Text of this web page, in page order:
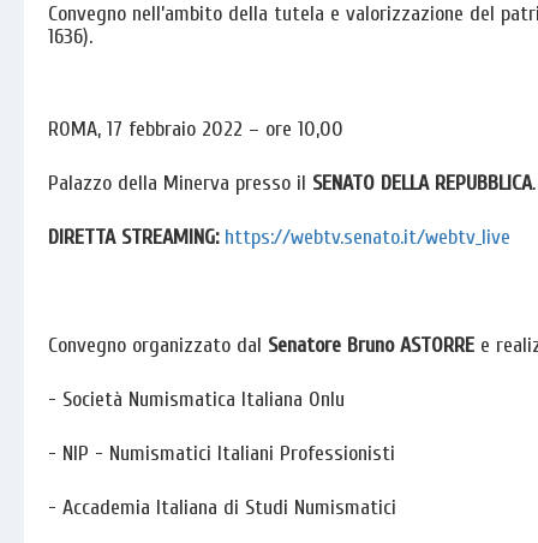
Convegno nell’ambito della tutela e valorizzazione del
1636).
ROMA, 17 febbraio 2022 – ore 10,00
Palazzo della Minerva presso il SENATO DELLA REPUBBLICA.
DIRETTA STREAMING: https://webtv.senato.it/webtv_live
Convegno organizzato dal Senatore Bruno ASTORRE e
- Società Numismatica Italiana Onlu
- NIP - Numismatici Italiani Professionisti
- Accademia Italiana di Studi Numismatici